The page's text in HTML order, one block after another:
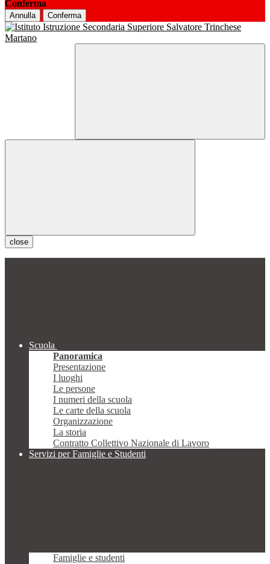
Conferma
Annulla Conferma
close
Scuola
Panoramica
Presentazione
I luoghi
Le persone
I numeri della scuola
Le carte della scuola
Organizzazione
La storia
Contratto Collettivo Nazionale di Lavoro
Servizi per Famiglie e Studenti
Famiglie e studenti